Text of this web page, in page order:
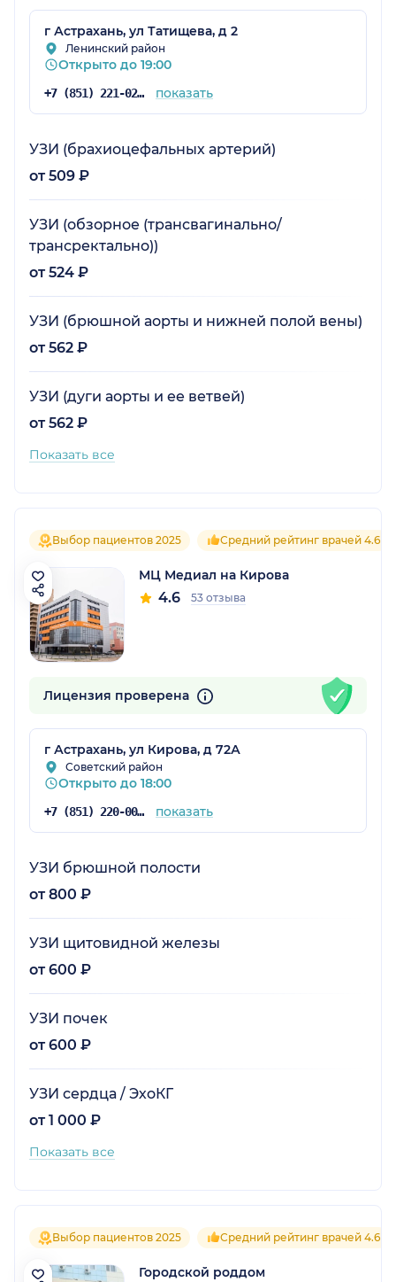
г Астрахань, ул Татищева, д 2
Ленинский район
Открыто до 19:00
+7 (851) 221-02-47 показать
УЗИ (брахиоцефальных артерий)
от 509 ₽
УЗИ (обзорное (трансвагинально/
трансректально))
от 524 ₽
УЗИ (брюшной аорты и нижней полой вены)
от 562 ₽
УЗИ (дуги аорты и ее ветвей)
от 562 ₽
Показать все
Выбор пациентов 2025 Средний рейтинг врачей 4.6
МЦ Медиал на Кирова
4.6 53 отзыва
Лицензия проверена
г Астрахань, ул Кирова, д 72А
Советский район
Открыто до 18:00
+7 (851) 220-00-75 показать
УЗИ брюшной полости
от 800 ₽
УЗИ щитовидной железы
от 600 ₽
УЗИ почек
от 600 ₽
УЗИ сердца / ЭхоКГ
от 1 000 ₽
Показать все
Выбор пациентов 2025 Средний рейтинг врачей 4.6
Городской роддом